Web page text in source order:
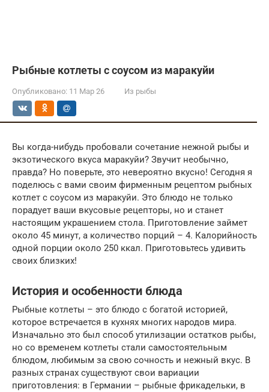
Рыбные котлеты с соусом из маракуйи
Опубликовано: 11 Мар 26 Из рыбы
Вы когда-нибудь пробовали сочетание нежной рыбы и
экзотического вкуса маракуйи? Звучит необычно,
правда? Но поверьте, это невероятно вкусно! Сегодня я
поделюсь с вами своим фирменным рецептом рыбных
котлет с соусом из маракуйи. Это блюдо не только
порадует ваши вкусовые рецепторы, но и станет
настоящим украшением стола. Приготовление займет
около 45 минут, а количество порций – 4. Калорийность
одной порции около 250 ккал. Приготовьтесь удивить
своих близких!
История и особенности блюда
Рыбные котлеты – это блюдо с богатой историей,
которое встречается в кухнях многих народов мира.
Изначально это был способ утилизации остатков рыбы,
но со временем котлеты стали самостоятельным
блюдом, любимым за свою сочность и нежный вкус. В
разных странах существуют свои вариации
приготовления: в Германии – рыбные фрикадельки, в